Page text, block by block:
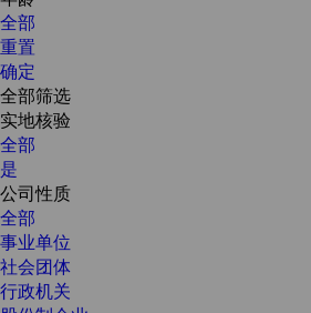
全部
重置
确定
全部筛选
实地核验
全部
是
公司性质
全部
事业单位
社会团体
行政机关